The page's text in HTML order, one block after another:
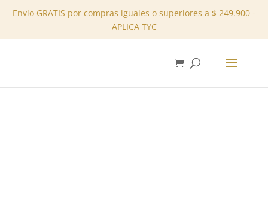
Envío GRATIS por compras iguales o superiores a $ 249.900 -
APLICA TYC
✕